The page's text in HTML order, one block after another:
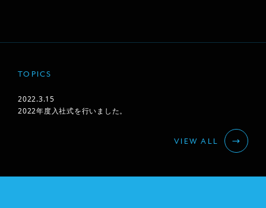
TOPICS
2022.3.15
2022年度入社式を行いました。
VIEW ALL